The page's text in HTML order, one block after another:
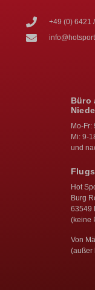
+49 (0) 6421
Büro
Mo-Fr:
Mi: 9-
und
Hot
Burg
63549
(keine
Von
(außer